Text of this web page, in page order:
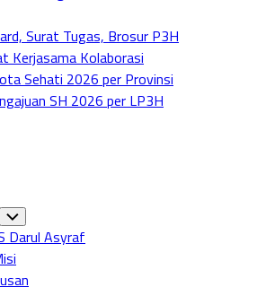
Surat Tugas, Brosur P3H
Kerjasama Kolaborasi
Sehati 2026 per Provinsi
SH 2026 per LP3H
Toggle
Child
Menu
Darul Asyraf